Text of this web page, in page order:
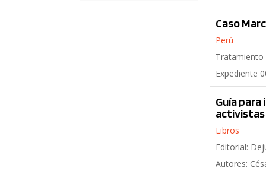
Caso
Perú
Tratamiento
Expediente
Guía
activistas
Libros
Editorial:
Autores: